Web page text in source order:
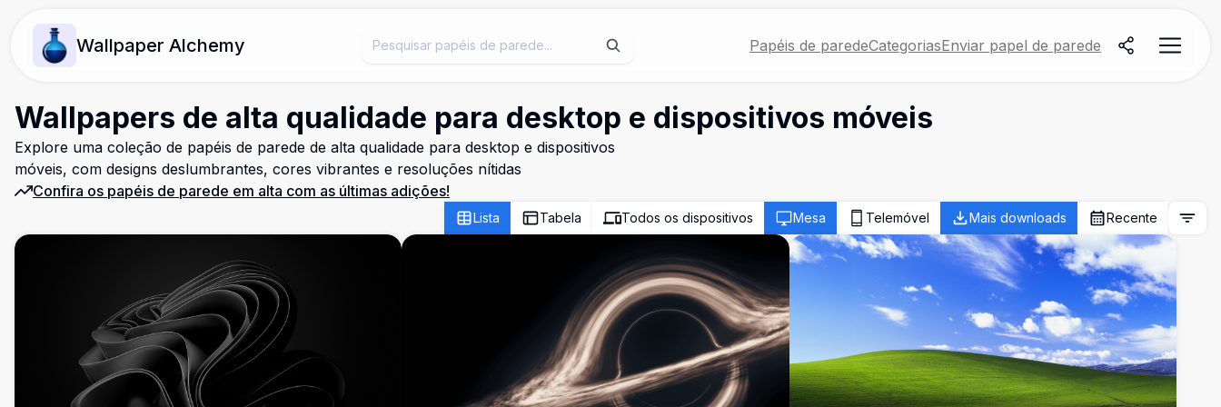
Wallpaper Alchemy Papéis de paredeCategoriasEnviar papel de parede
Wallpapers de alta qualidade para desktop e dispositivos móveis
Explore uma coleção de papéis de parede de alta qualidade para desktop e dispositivos
móveis, com designs deslumbrantes, cores vibrantes e resoluções nítidas
Confira os papéis de parede em alta com as últimas adições!
Lista Tabela Todos os dispositivos Mesa Telemóvel Mais downloads Recente